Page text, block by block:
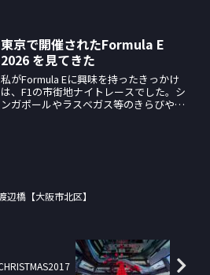
っと神奈川県に住んで...
東京で開催されたFormula E
2026 を見てきた
私がFormula Eに興味を持ったきっかけ
は、F1の市街地ナイトレースでした。シ
ンガポールやラスベガス等のきらびやか
辺橋【大阪市北区】